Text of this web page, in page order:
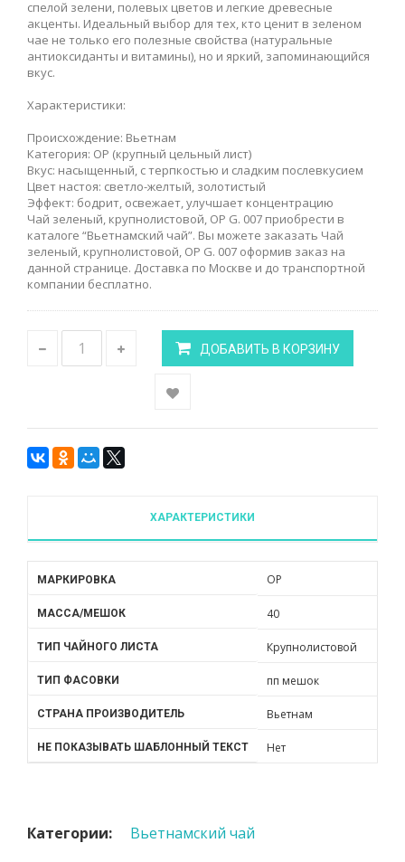
спелой зелени, полевых цветов и легкие древесные
акценты. Идеальный выбор для тех, кто ценит в зеленом
чае не только его полезные свойства (натуральные
антиоксиданты и витамины), но и яркий, запоминающийся
вкус.
Характеристики:
Происхождение: Вьетнам
Категория: OP (крупный цельный лист)
Вкус: насыщенный, с терпкостью и сладким послевкусием
Цвет настоя: светло-желтый, золотистый
Эффект: бодрит, освежает, улучшает концентрацию
Чай зеленый, крупнолистовой, OP G. 007 приобрести в
каталоге “Вьетнамский чай”. Вы можете заказать Чай
зеленый, крупнолистовой, OP G. 007 оформив заказ на
данной странице. Доставка по Москве и до транспортной
компании бесплатно.
ДОБАВИТЬ В КОРЗИНУ
ХАРАКТЕРИСТИКИ
МАРКИРОВКА OP
МАССА/МЕШОК 40
ТИП ЧАЙНОГО ЛИСТА Крупнолистовой
ТИП ФАСОВКИ пп мешок
СТРАНА ПРОИЗВОДИТЕЛЬ Вьетнам
НЕ ПОКАЗЫВАТЬ ШАБЛОННЫЙ ТЕКСТ Нет
Категории:
Вьетнамский чай